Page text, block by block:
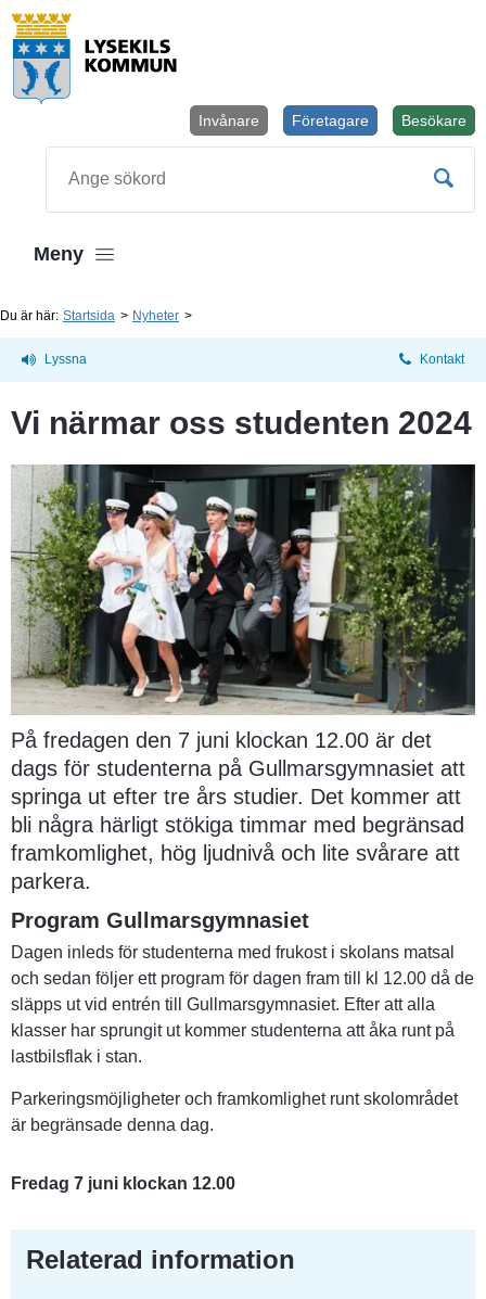
Besökare
Företagare
Invånare
Meny
Du är här: Startsida Nyheter
Lyssna Kontakt
Vi närmar oss studenten 2024
På fredagen den 7 juni klockan 12.00 är det
dags för studenterna på Gullmarsgymnasiet att
springa ut efter tre års studier. Det kommer att
bli några härligt stökiga timmar med begränsad
framkomlighet, hög ljudnivå och lite svårare att
parkera.
Program Gullmarsgymnasiet
Dagen inleds för studenterna med frukost i skolans matsal
och sedan följer ett program för dagen fram till kl 12.00 då de
släpps ut vid entrén till Gullmarsgymnasiet. Efter att alla
klasser har sprungit ut kommer studenterna att åka runt på
lastbilsflak i stan.
Parkeringsmöjligheter och framkomlighet runt skolområdet
är begränsade denna dag.
Fredag 7 juni klockan 12.00
Relaterad information